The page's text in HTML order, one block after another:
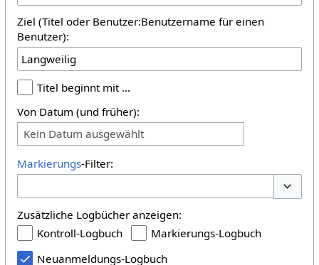
Ziel (Titel oder Benutzer:Benutzername für einen
Benutzer):
Titel beginnt mit …
Von Datum (und früher):
Kein Datum ausgewählt
Markierungs-Filter:
Zusätzliche Logbücher anzeigen:
Kontroll-Logbuch
Markierungs-Logbuch
Neuanmeldungs-Logbuch